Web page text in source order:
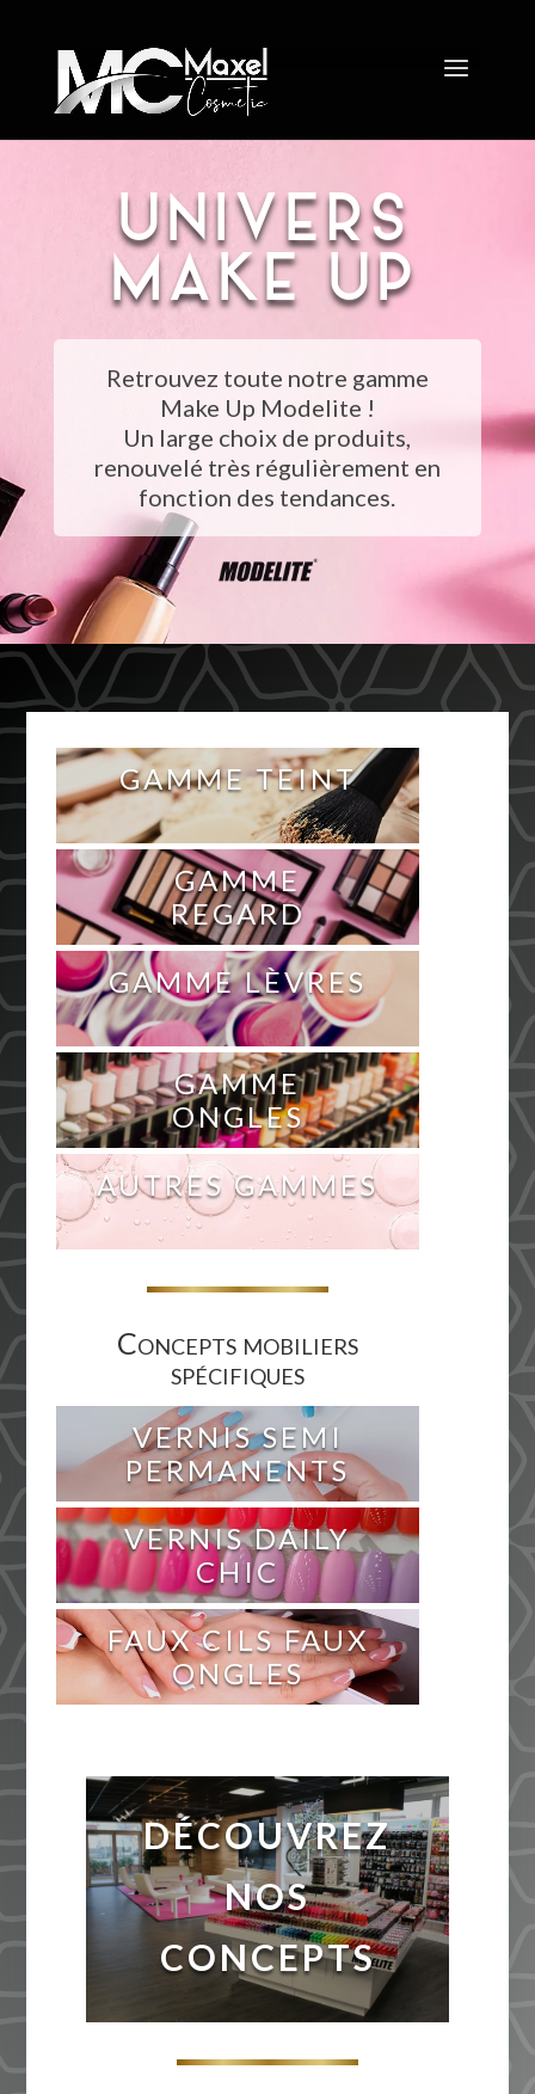
UNIVERS
MAKE UP
Retrouvez toute notre gamme
Make Up Modelite !
Un large choix de produits,
renouvelé très régulièrement en
fonction des tendances.
GAMME TEINT
GAMME
REGARD
GAMME LÈVRES
GAMME
ONGLES
AUTRES GAMMES
Concepts mobiliers
spécifiques
VERNIS SEMI
PERMANENTS
VERNIS DAILY
CHIC
FAUX CILS FAUX
ONGLES
DÉCOUVREZ
NOS
CONCEPTS